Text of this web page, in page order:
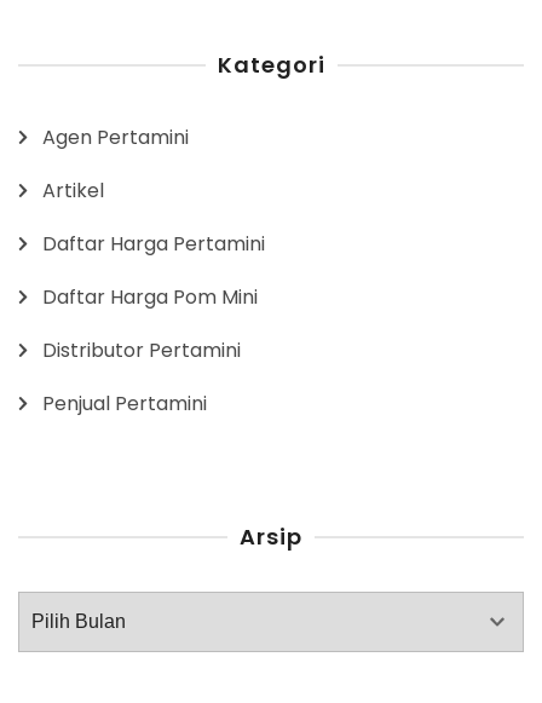
Kategori
Agen Pertamini
Artikel
Daftar Harga Pertamini
Daftar Harga Pom Mini
Distributor Pertamini
Penjual Pertamini
Arsip
Arsip